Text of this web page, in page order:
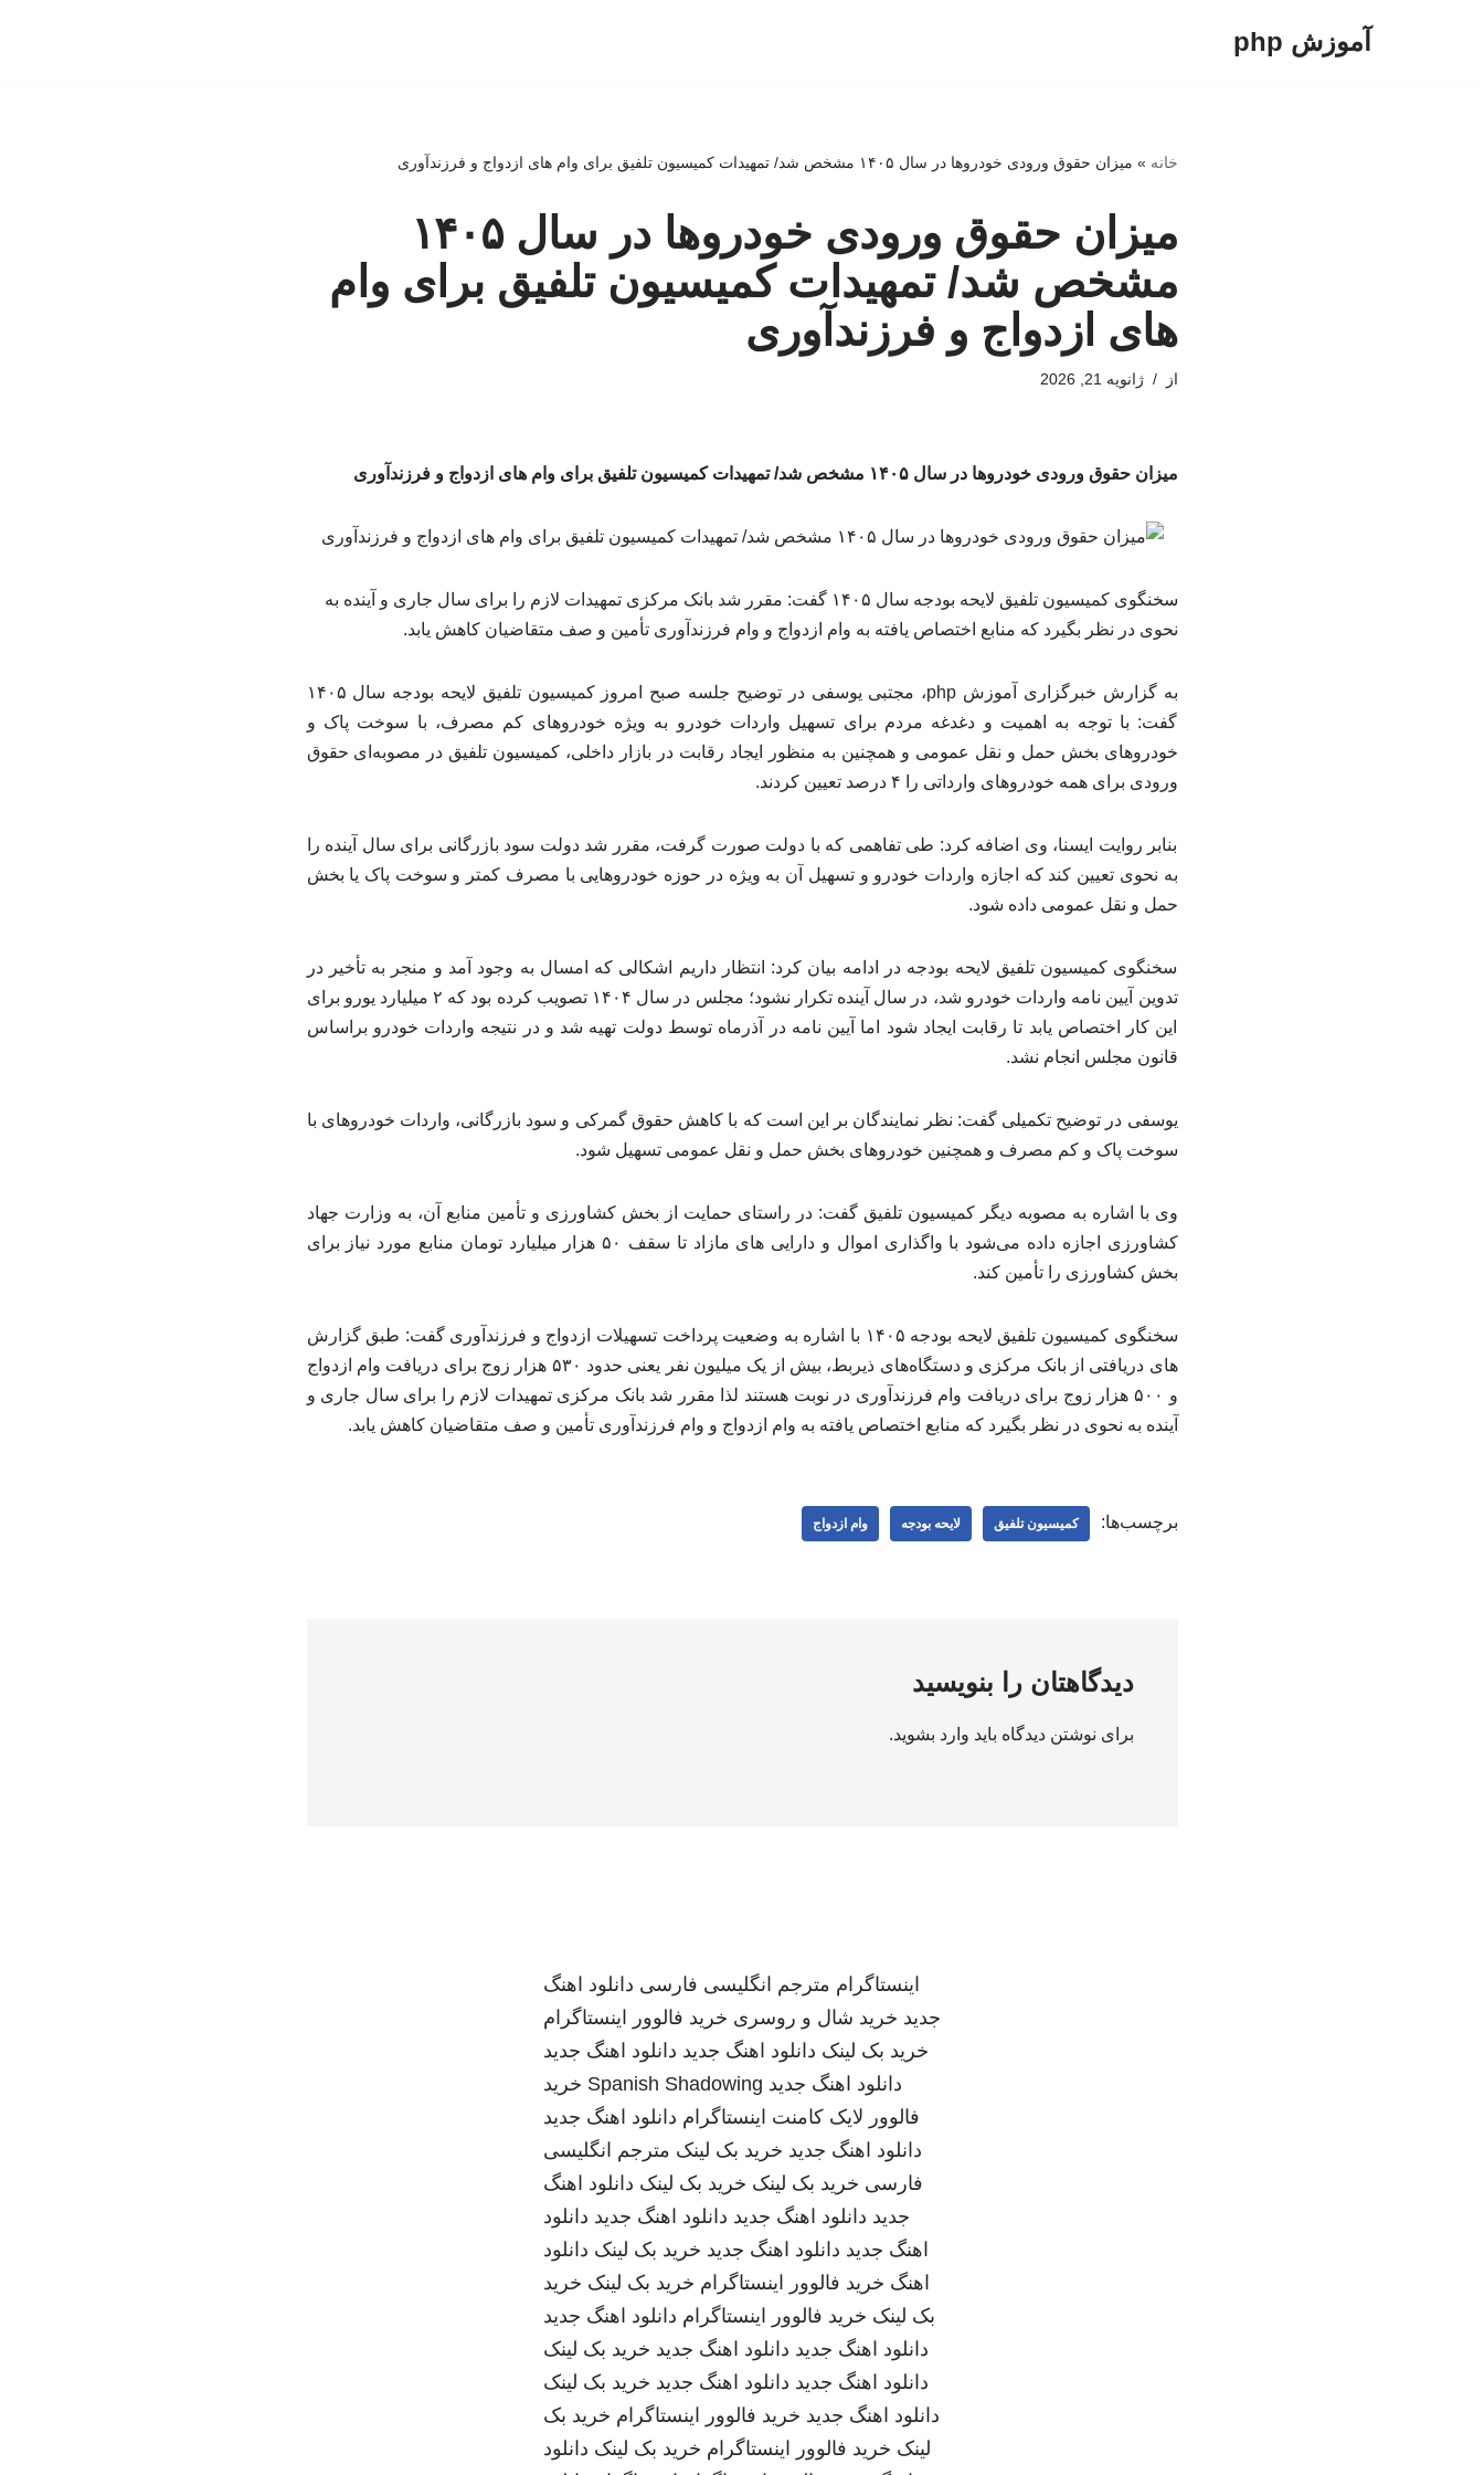
آموزش php
خانه » میزان حقوق ورودی خودروها در سال ۱۴۰۵ مشخص شد/ تمهیدات کمیسیون تلفیق برای وام های ازدواج و فرزندآوری
میزان حقوق ورودی خودروها در سال ۱۴۰۵
مشخص شد/ تمهیدات کمیسیون تلفیق برای وام
های ازدواج و فرزندآوری
از ژانویه 21, 2026
میزان حقوق ورودی خودروها در سال ۱۴۰۵ مشخص شد/ تمهیدات کمیسیون تلفیق برای وام های ازدواج و فرزندآوری
سخنگوی کمیسیون تلفیق لایحه بودجه سال ۱۴۰۵ گفت: مقرر شد بانک مرکزی تمهیدات لازم را برای سال جاری و آینده به
نحوی در نظر بگیرد که منابع اختصاص یافته به وام ازدواج و وام فرزندآوری تأمین و صف متقاضیان کاهش یابد.
به گزارش خبرگزاری آموزش php، مجتبی یوسفی در توضیح جلسه صبح امروز کمیسیون تلفیق لایحه بودجه سال ۱۴۰۵
گفت: با توجه به اهمیت و دغدغه مردم برای تسهیل واردات خودرو به ویژه خودروهای کم مصرف، با سوخت پاک و
خودروهای بخش حمل و نقل عمومی و همچنین به منظور ایجاد رقابت در بازار داخلی، کمیسیون تلفیق در مصوبه‌ای حقوق
ورودی برای همه خودروهای وارداتی را ۴ درصد تعیین کردند.
بنابر روایت ایسنا، وی اضافه کرد: طی تفاهمی که با دولت صورت گرفت، مقرر شد دولت سود بازرگانی برای سال آینده را
به نحوی تعیین کند که اجازه واردات خودرو و تسهیل آن به ویژه در حوزه خودروهایی با مصرف کمتر و سوخت پاک یا بخش
حمل و نقل عمومی داده شود.
سخنگوی کمیسیون تلفیق لایحه بودجه در ادامه بیان کرد: انتظار داریم اشکالی که امسال به وجود آمد و منجر به تأخیر در
تدوین آیین نامه واردات خودرو شد، در سال آینده تکرار نشود؛ مجلس در سال ۱۴۰۴ تصویب کرده بود که ۲ میلیارد یورو برای
این کار اختصاص یابد تا رقابت ایجاد شود اما آیین نامه در آذرماه توسط دولت تهیه شد و در نتیجه واردات خودرو براساس
قانون مجلس انجام نشد.
یوسفی در توضیح تکمیلی گفت: نظر نمایندگان بر این است که با کاهش حقوق گمرکی و سود بازرگانی، واردات خودروهای با
سوخت پاک و کم مصرف و همچنین خودروهای بخش حمل و نقل عمومی تسهیل شود.
وی با اشاره به مصوبه دیگر کمیسیون تلفیق گفت: در راستای حمایت از بخش کشاورزی و تأمین منابع آن، به وزارت جهاد
کشاورزی اجازه داده می‌شود با واگذاری اموال و دارایی های مازاد تا سقف ۵۰ هزار میلیارد تومان منابع مورد نیاز برای
بخش کشاورزی را تأمین کند.
سخنگوی کمیسیون تلفیق لایحه بودجه ۱۴۰۵ با اشاره به وضعیت پرداخت تسهیلات ازدواج و فرزندآوری گفت: طبق گزارش
های دریافتی از بانک مرکزی و دستگاه‌های ذیربط، بیش از یک میلیون نفر یعنی حدود ۵۳۰ هزار زوج برای دریافت وام ازدواج
و ۵۰۰ هزار زوج برای دریافت وام فرزندآوری در نوبت هستند لذا مقرر شد بانک مرکزی تمهیدات لازم را برای سال جاری و
آینده به نحوی در نظر بگیرد که منابع اختصاص یافته به وام ازدواج و وام فرزندآوری تأمین و صف متقاضیان کاهش یابد.
برچسب‌ها: کمیسیون تلفیق لایحه بودجه وام ازدواج
دیدگاهتان را بنویسید
برای نوشتن دیدگاه باید وارد بشوید.
اینستاگرام مترجم انگلیسی فارسی دانلود اهنگ
جدید خرید شال و روسری خرید فالوور اینستاگرام
خرید بک لینک دانلود اهنگ جدید دانلود اهنگ جدید
دانلود اهنگ جدید Spanish Shadowing خرید
فالوور لایک کامنت اینستاگرام دانلود اهنگ جدید
دانلود اهنگ جدید خرید بک لینک مترجم انگلیسی
فارسی خرید بک لینک خرید بک لینک دانلود اهنگ
جدید دانلود اهنگ جدید دانلود اهنگ جدید دانلود
اهنگ جدید دانلود اهنگ جدید خرید بک لینک دانلود
اهنگ خرید فالوور اینستاگرام خرید بک لینک خرید
بک لینک خرید فالوور اینستاگرام دانلود اهنگ جدید
دانلود اهنگ جدید دانلود اهنگ جدید خرید بک لینک
دانلود اهنگ جدید دانلود اهنگ جدید خرید بک لینک
دانلود اهنگ جدید خرید فالوور اینستاگرام خرید بک
لینک خرید فالوور اینستاگرام خرید بک لینک دانلود